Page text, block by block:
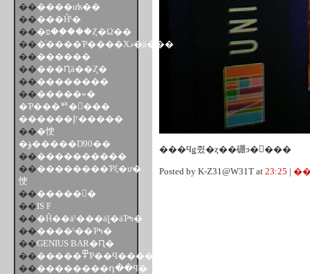
���Ϥǥ쥤�ȥ��硼ͽ�󤷤���
Posted by K-Z31@W31T at 23:25 |
������ưʪ��
�����Ĥˤ�
��
�פ��֤���Ȥ�Ω��
��
�ͥ����Ƥ����Хޥ�֤ä���
����̣����
�����Ԥä��Ȥ�
����̣������
�������»�
�Ƥ���ꥳ�󥵡���
������Įʸ�����
���㤤
�ؤ�����D90��
������������
����������Ƥξ�ư�
㤤
�������򿩤�
��IS F
��
�Ĥ��äˤ���äȴ�äƤߤ�
��
����ˤ��Ƥߤ�
��GENIUS BAR�Ԥ�
��
�����߾Ƥ��Ϥ�����
����������դ��Ϥ�